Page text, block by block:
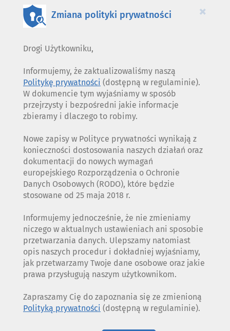
×
Zmiana polityki prywatności
Drogi Użytkowniku,
Informujemy, że zaktualizowaliśmy naszą
Politykę prywatności (dostępną w regulaminie).
W dokumencie tym wyjaśniamy w sposób
przejrzysty i bezpośredni jakie informacje
zbieramy i dlaczego to robimy.
Nowe zapisy w Polityce prywatności wynikają z
konieczności dostosowania naszych działań oraz
dokumentacji do nowych wymagań
europejskiego Rozporządzenia o Ochronie
Danych Osobowych (RODO), które będzie
stosowane od 25 maja 2018 r.
Informujemy jednocześnie, że nie zmieniamy
niczego w aktualnych ustawieniach ani sposobie
przetwarzania danych. Ulepszamy natomiast
opis naszych procedur i dokładniej wyjaśniamy,
jak przetwarzamy Twoje dane osobowe oraz jakie
prawa przysługują naszym użytkownikom.
Zapraszamy Cię do zapoznania się ze zmienioną
Polityką prywatności (dostępną w regulaminie).